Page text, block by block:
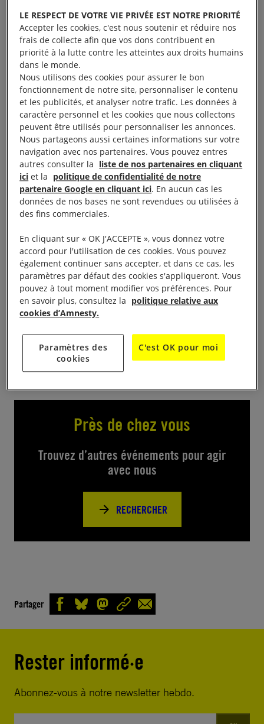
Vente de livres
à 13h30
Le Grand Portique 18 rue Louis vignol 13600 La
Ciotat
nos actions
Près de chez vous
Trouvez d’autres événements pour agir
avec nous
RECHERCHER
Partager
Rester informé·e
Abonnez-vous à notre newsletter hebdo.
LE RESPECT DE VOTRE VIE PRIVÉE EST NOTRE PRIORITÉ
Accepter les cookies, c'est nous soutenir et réduire nos
frais de collecte afin que vos dons contribuent en
priorité à la lutte contre les atteintes aux droits humains
dans le monde.
Nous utilisons des cookies pour assurer le bon
fonctionnement de notre site, personnaliser le contenu
et les publicités, et analyser notre trafic. Les données à
caractère personnel et les cookies que nous collectons
peuvent être utilisés pour personnaliser les annonces.
Nous partageons aussi certaines informations sur votre
navigation avec nos partenaires. Vous pouvez entres
autres consulter la liste de nos partenaires en cliquant
ici et la politique de confidentialité de notre
partenaire Google en cliquant ici. En aucun cas les
données de nos bases ne sont revendues ou utilisées à
des fins commerciales.
En cliquant sur « OK J'ACCEPTE », vous donnez votre
accord pour l'utilisation de ces cookies. Vous pouvez
également continuer sans accepter, et dans ce cas, les
paramètres par défaut des cookies s'appliqueront. Vous
pouvez à tout moment modifier vos préférences. Pour
en savoir plus, consultez la politique relative aux
cookies d’Amnesty.
Paramètres des
cookies
C'est OK pour moi